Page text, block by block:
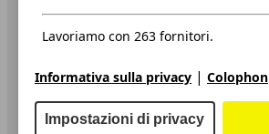
Privacy
Dichiarazione di Accessibilità
Servizi
Area rivenditori
Lavoriamo con 263 fornitori.
Informativa sulla privacy | Colophon
Impostazioni di privacy